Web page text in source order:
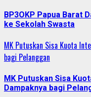
BP3OKP Papua Barat
ke Sekolah Swasta
MK Putuskan Sisa Kuota
bagi Pelanggan
MK Putuskan Sisa
Dampaknya bagi